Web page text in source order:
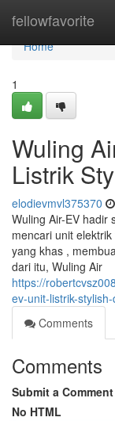
fellowfavorite
Home
Home
1
Wuling
Listrik
elodievmvl375370
Wuling Air-EV hadir
mencari unit
yang khas ,
dari itu, Wuling Air
https://
ev-unit-listrik-
Comments
Comments
Submit a Comment
No HTML